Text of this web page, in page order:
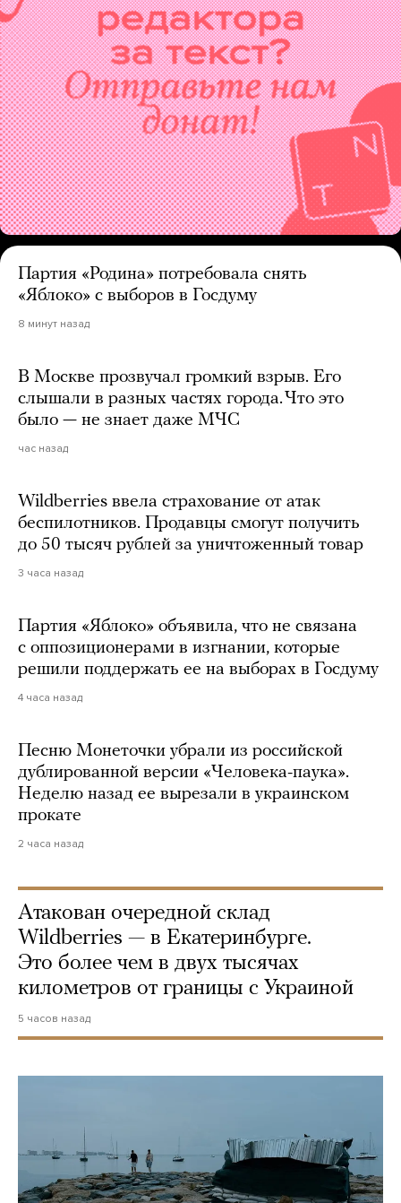
Партия «Родина» потребовала снять
«Яблоко» с выборов в Госдуму
8 минут назад
В Москве прозвучал громкий взрыв. Его
слышали в разных частях города. Что это
было — не знает даже МЧС
час назад
Wildberries ввела страхование от атак
беспилотников. Продавцы смогут получить
до 50 тысяч рублей за уничтоженный товар
3 часа назад
Партия «Яблоко» объявила, что не связана
с оппозиционерами в изгнании, которые
решили поддержать ее на выборах в Госдуму
4 часа назад
Песню Монеточки убрали из российской
дублированной версии «Человека-паука».
Неделю назад ее вырезали в украинском
прокате
2 часа назад
Атакован очередной склад
Wildberries — в Екатеринбурге.
Это более чем в двух тысячах
километров от границы с Украиной
5 часов назад